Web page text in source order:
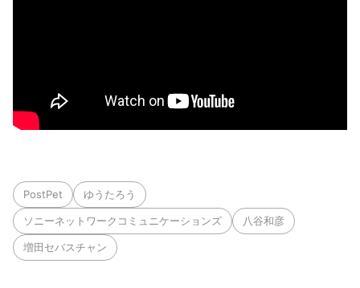
PostPet ゆうたろう
ソニーネットワークコミュニケーションズ 八谷和彦
増田セバスチャン